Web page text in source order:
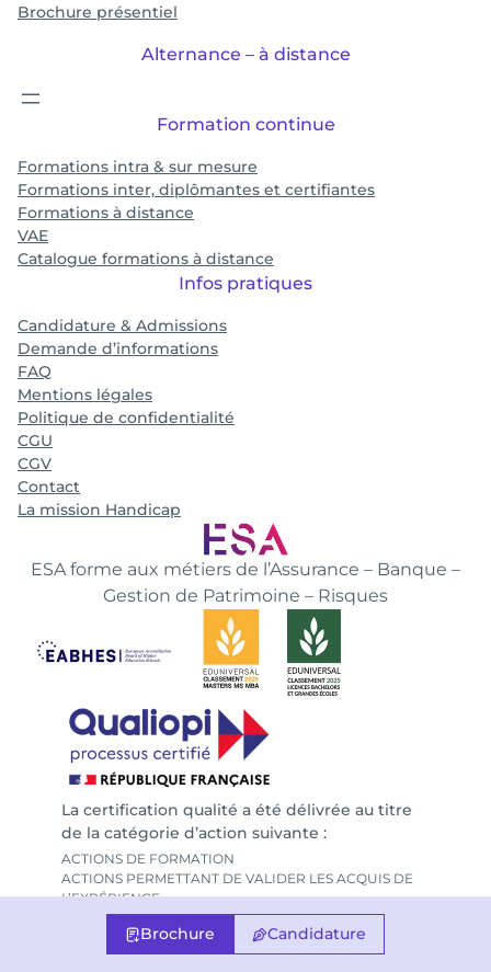
Brochure Candidature
ESA forme aux métiers de l’Assurance – Banque –
Gestion de Patrimoine – Risques
La certification qualité a été délivrée au titre
de la catégorie d’action suivante :
ACTIONS DE FORMATION
ACTIONS PERMETTANT DE VALIDER LES ACQUIS DE
L’EXPÉRIENCE
ACTIONS DE FORMATION PAR APPRENTISSAGE
Brochure présentiel
Alternance – à distance
Formation continue
Formations intra & sur mesure
Formations inter, diplômantes et certifiantes
Formations à distance
VAE
Catalogue formations à distance
Infos pratiques
Candidature & Admissions
Demande d’informations
FAQ
Mentions légales
Politique de confidentialité
CGU
CGV
Contact
La mission Handicap